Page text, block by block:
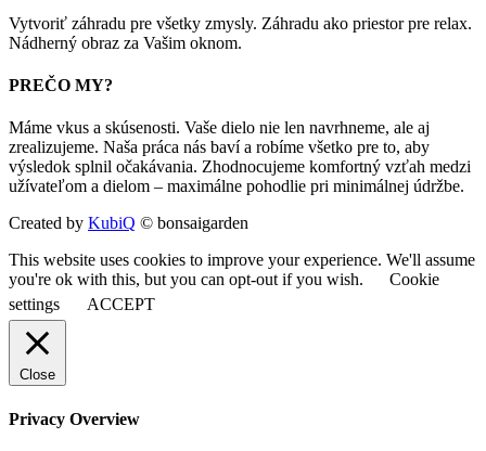
Vytvoriť záhradu pre všetky zmysly. Záhradu ako priestor pre relax.
Nádherný obraz za Vašim oknom.
PREČO MY?
Máme vkus a skúsenosti. Vaše dielo nie len navrhneme, ale aj
zrealizujeme. Naša práca nás baví a robíme všetko pre to, aby
výsledok splnil očakávania. Zhodnocujeme komfortný vzťah medzi
užívateľom a dielom – maximálne pohodlie pri minimálnej údržbe.
Created by KubiQ © bonsaigarden
This website uses cookies to improve your experience. We'll assume
you're ok with this, but you can opt-out if you wish.
Cookie
settings
ACCEPT
Close
Privacy Overview